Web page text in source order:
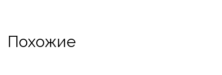
Похожие